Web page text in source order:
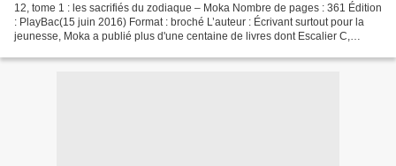
12, tome 1 : les sacrifiés du zodiaque – Moka Nombre de pages : 361 Édition
: PlayBac(15 juin 2016) Format : broché L’auteur : Écrivant surtout pour la
jeunesse, Moka a publié plus d'une centaine de livres dont Escalier C,